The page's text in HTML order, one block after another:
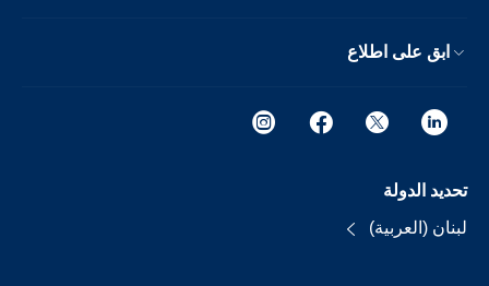
ابق على اطلاع
تحديد الدولة
لبنان (العربية)